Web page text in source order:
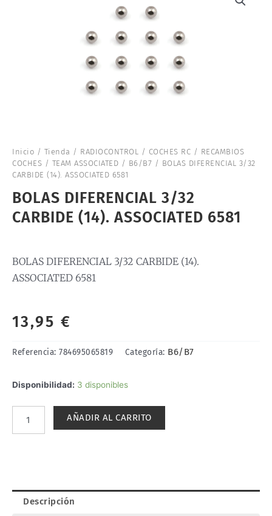
Inicio / Tienda / RADIOCONTROL / COCHES RC / RECAMBIOS
COCHES / TEAM ASSOCIATED / B6/B7 / BOLAS DIFERENCIAL 3/32
CARBIDE (14). ASSOCIATED 6581
BOLAS DIFERENCIAL 3/32
CARBIDE (14). ASSOCIATED 6581
BOLAS DIFERENCIAL 3/32 CARBIDE (14).
ASSOCIATED 6581
13,95 €
Referencia: 784695065819 Categoría: B6/B7
Disponibilidad: 3 disponibles
BOLAS
CARBIDE
AÑADIR AL CARRITO
Descripción